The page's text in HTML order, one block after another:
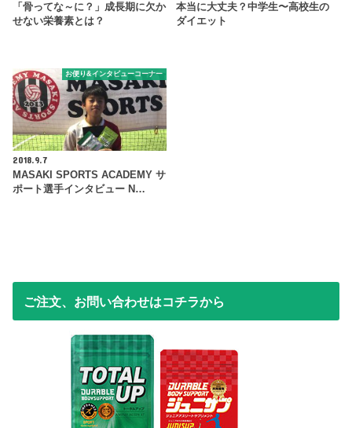
「骨ってな～に？」成長期に欠か
せない栄養素とは？
本当に大丈夫？中学生〜高校生の
ダイエット
お便り&インタビューコーナー
2018.9.7
MASAKI SPORTS ACADEMY サ
ポート選手インタビュー N…
ご注文、お問い合わせはコチラから